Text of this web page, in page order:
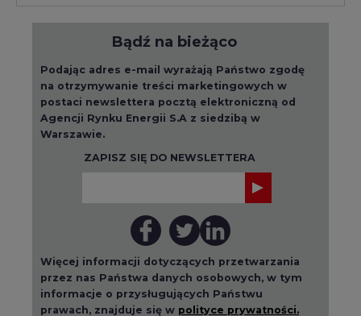
Bądź na bieżąco
Podając adres e-mail wyrażają Państwo zgodę
na otrzymywanie treści marketingowych w
postaci newslettera pocztą elektroniczną od
Agencji Rynku Energii S.A z siedzibą w
Warszawie.
ZAPISZ SIĘ DO NEWSLETTERA
Więcej informacji dotyczących przetwarzania
przez nas Państwa danych osobowych, w tym
informacje o przysługujących Państwu
prawach, znajduje się w polityce prywatności.